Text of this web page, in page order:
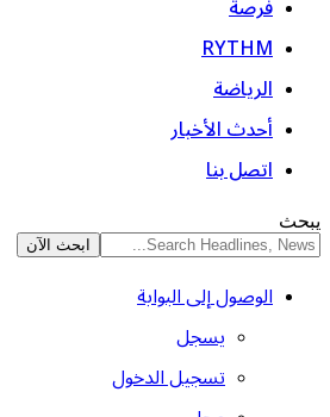
فرصة
RYTHM
الرياضة
أحدث الأخبار
اتصل بنا
يبحث
الوصول إلى البوابة
يسجل
تسجيل الدخول